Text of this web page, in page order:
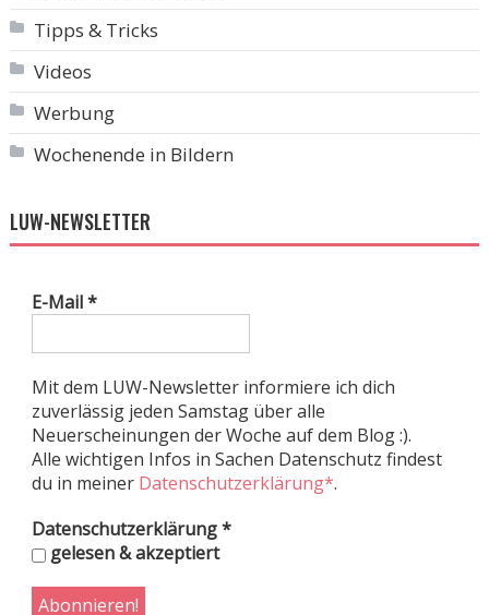
Tipps & Tricks
Videos
Werbung
Wochenende in Bildern
LUW-NEWSLETTER
E-Mail*
Mit dem LUW-Newsletter informiere ich dich
zuverlässig jeden Samstag über alle
Neuerscheinungen der Woche auf dem Blog :).
Alle wichtigen Infos in Sachen Datenschutz findest
du in meiner Datenschutzerklärung*.
Datenschutzerklärung*
gelesen & akzeptiert